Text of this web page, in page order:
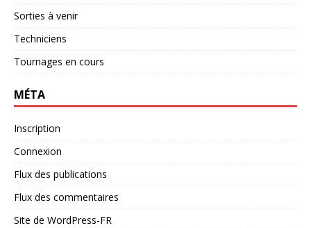
Sorties à venir
Techniciens
Tournages en cours
MÉTA
Inscription
Connexion
Flux des publications
Flux des commentaires
Site de WordPress-FR